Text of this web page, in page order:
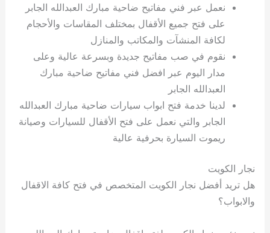
نعمل عبر فني مفاتيح ضاحية مبارك العبدالله الجابر
على فتح جميع الأقفال بمختلف المقاسات والأحجام
لكافة المنشآت والمكاتب والمنازل
نقوم في صب مفاتيح جديدة وبسرعة عالية وعلى
مدار اليوم عبر افضل فني مفاتيح ضاحية مبارك
العبدالله الجابر
لدينا خدمة فتح ابواب سيارات ضاحية مبارك العبدالله
الجابر والتي نعمل على فتح الأقفال للسيارات وصيانة
ريموت السيارة بحرفية عالية
نجار الكويت
هل تريد أفضل نجار الكويت المتخصص في فتح كافة الاقفال
والابواب؟